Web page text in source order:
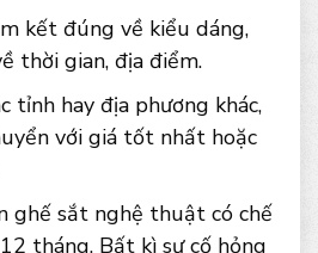
kết đúng về kiểu dáng,
thời gian, địa điểm.
tỉnh hay địa phương khác,
với giá tốt nhất hoặc
ghế sắt nghệ thuật có chế
tháng. Bất kì sự cố hỏng